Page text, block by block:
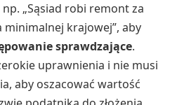
„Sąsiad robi remont za
minimalnej krajowej”, aby
sprawdzające.
uprawnienia i nie musi
aby oszacować wartość